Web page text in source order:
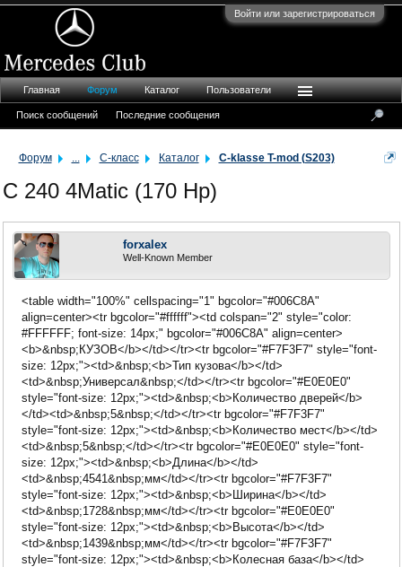
Войти или зарегистрироваться
Форум ... C-класс Каталог C-klasse T-mod (S203)
C 240 4Matic (170 Hp)
forxalex
Well-Known Member
<table width="100%" cellspacing="1" bgcolor="#006C8A"
align=center><tr bgcolor="#ffffff"><td colspan="2" style="color:
#FFFFFF; font-size: 14px;" bgcolor="#006C8A" align=center>
<b>&nbsp;КУЗОВ</b></td></tr><tr bgcolor="#F7F3F7" style="font-
size: 12px;"><td>&nbsp;<b>Тип кузова</b></td>
<td>&nbsp;Универсал&nbsp;</td></tr><tr bgcolor="#E0E0E0"
style="font-size: 12px;"><td>&nbsp;<b>Количество дверей</b>
</td><td>&nbsp;5&nbsp;</td></tr><tr bgcolor="#F7F3F7"
style="font-size: 12px;"><td>&nbsp;<b>Количество мест</b></td>
<td>&nbsp;5&nbsp;</td></tr><tr bgcolor="#E0E0E0" style="font-
size: 12px;"><td>&nbsp;<b>Длина</b></td>
<td>&nbsp;4541&nbsp;мм</td></tr><tr bgcolor="#F7F3F7"
style="font-size: 12px;"><td>&nbsp;<b>Ширина</b></td>
<td>&nbsp;1728&nbsp;мм</td></tr><tr bgcolor="#E0E0E0"
style="font-size: 12px;"><td>&nbsp;<b>Высота</b></td>
<td>&nbsp;1439&nbsp;мм</td></tr><tr bgcolor="#F7F3F7"
style="font-size: 12px;"><td>&nbsp;<b>Колесная база</b></td>
Главная Форум
Поиск сообщений Последние сообщения
Каталог Пользователи